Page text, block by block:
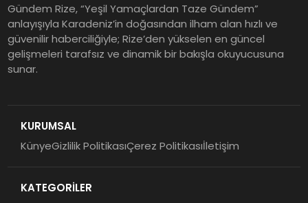
Gündem Rize, “Yeşil Yamaçlardan Taze Gündem”
anlayışıyla Karadeniz’in doğasından ilham alan hızlı ve
güvenilir haberciliğiyle; Rize’den yükselen en güncel
gelişmeleri tarafsız ve dinamik bir bakışla okuyucusuna
sunar.
KURUMSAL
KünyeGizlilik PolitikasıÇerez Politikasıİletişim
KATEGORİLER